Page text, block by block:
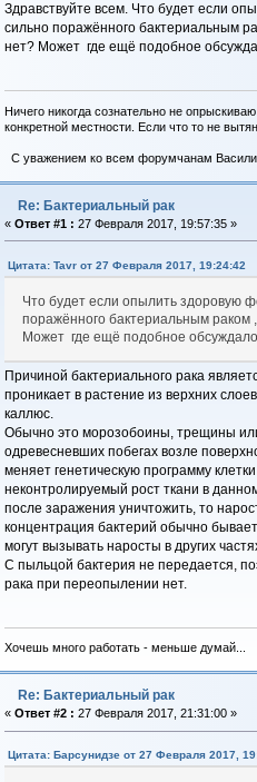
Здравствуйте всем. Что будет если
сильно поражённого бактериальным
нет? Может где ещё подобное
Ничего никогда сознательно не
конкретной местности. Если что то не
С уважением ко всем форумчанам
Re: Бактериальный рак
« Ответ #1 : 27 Февраля 2017, 19:57:35 »
Цитата: Tavr от 27 Февраля 2017, 19:24:42
Что будет если опылить здоровую
поражённого бактериальным раком
Может где ещё подобное
Причиной бактериального рака
проникает в растение из верхних
каллюс.
Обычно это морозобоины, трещины
одревесневших побегах возле
меняет генетическую программу
неконтролируемый рост ткани в
после заражения уничтожить, то
концентрация бактерий обычно
могут вызывать наросты в других
С пыльцой бактерия не передается,
рака при переопылении нет.
Хочешь много работать - меньше думай...
Re: Бактериальный рак
« Ответ #2 : 27 Февраля 2017, 21:31:00 »
Цитата: Барсунидзе от 27 Февраля 2017,